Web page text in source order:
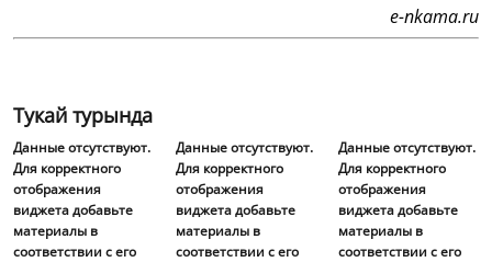
e-nkama.ru
Тукай турында
Данные отсутствуют.
Для корректного
отображения
виджета добавьте
материалы в
соответствии с его
Данные отсутствуют.
Для корректного
отображения
виджета добавьте
материалы в
соответствии с его
Данные отсутствуют.
Для корректного
отображения
виджета добавьте
материалы в
соответствии с его